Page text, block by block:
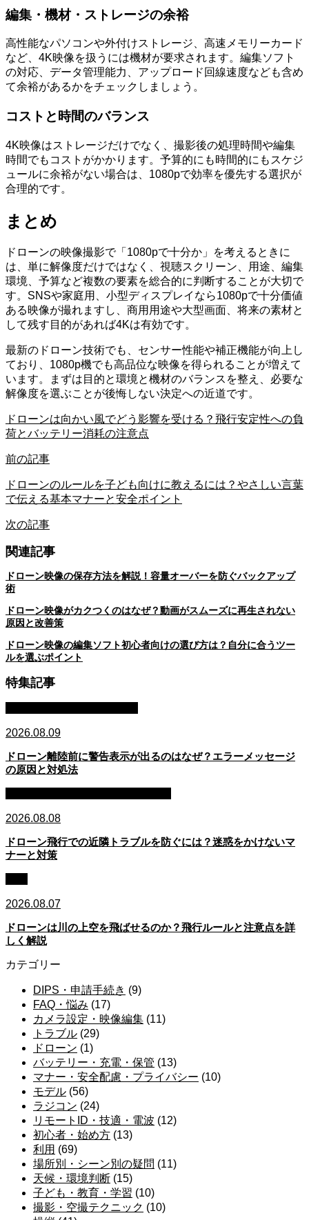
編集・機材・ストレージの余裕
高性能なパソコンや外付けストレージ、高速メモリーカード
など、4K映像を扱うには機材が要求されます。編集ソフト
の対応、データ管理能力、アップロード回線速度なども含め
て余裕があるかをチェックしましょう。
コストと時間のバランス
4K映像はストレージだけでなく、撮影後の処理時間や編集
時間でもコストがかかります。予算的にも時間的にもスケジ
ュールに余裕がない場合は、1080pで効率を優先する選択が
合理的です。
まとめ
ドローンの映像撮影で「1080pで十分か」を考えるときに
は、単に解像度だけではなく、視聴スクリーン、用途、編集
環境、予算など複数の要素を総合的に判断することが大切で
す。SNSや家庭用、小型ディスプレイなら1080pで十分価値
ある映像が撮れますし、商用用途や大型画面、将来の素材と
して残す目的があれば4Kは有効です。
最新のドローン技術でも、センサー性能や補正機能が向上し
ており、1080p機でも高品位な映像を得られることが増えて
います。まずは目的と環境と機材のバランスを整え、必要な
解像度を選ぶことが後悔しない決定への近道です。
ドローンは向かい風でどう影響を受ける？飛行安定性への負
荷とバッテリー消耗の注意点
前の記事
ドローンのルールを子ども向けに教えるには？やさしい言葉
で伝える基本マナーと安全ポイント
次の記事
関連記事
ドローン映像の保存方法を解説！容量オーバーを防ぐバックアップ
術
ドローン映像がカクつくのはなぜ？動画がスムーズに再生されない
原因と改善策
ドローン映像の編集ソフト初心者向けの選び方は？自分に合うツー
ルを選ぶポイント
特集記事
2026.08.09
ドローン離陸前に警告表示が出るのはなぜ？エラーメッセージ
の原因と対処法
2026.08.08
ドローン飛行での近隣トラブルを防ぐには？迷惑をかけないマ
ナーと対策
2026.08.07
ドローンは川の上空を飛ばせるのか？飛行ルールと注意点を詳
しく解説
カテゴリー
DIPS・申請手続き (9)
FAQ・悩み (17)
カメラ設定・映像編集 (11)
トラブル (29)
ドローン (1)
バッテリー・充電・保管 (13)
マナー・安全配慮・プライバシー (10)
モデル (56)
ラジコン (24)
リモートID・技適・電波 (12)
初心者・始め方 (13)
利用 (69)
場所別・シーン別の疑問 (11)
天候・環境判断 (15)
子ども・教育・学習 (10)
撮影・空撮テクニック (10)